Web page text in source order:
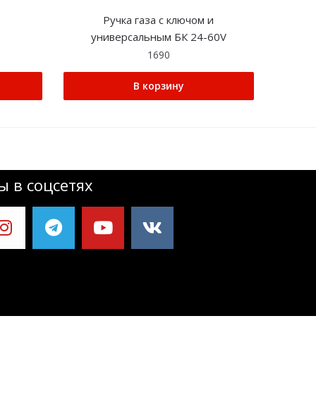
Ручка газа с ключом и
универсальным БК 24-60V
1690
В корзину
в соцсетях